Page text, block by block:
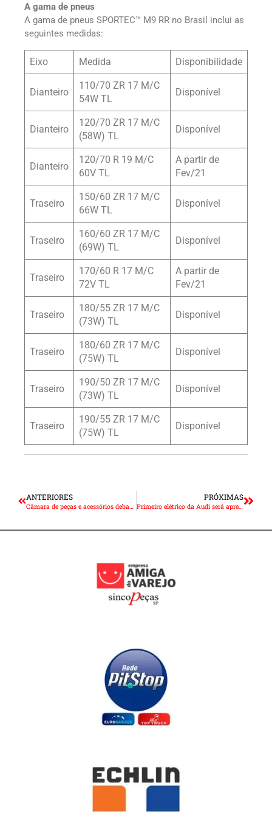
A gama de pneus
A gama de pneus SPORTEC™ M9 RR no Brasil inclui as
seguintes medidas:
Eixo Medida Disponibilidade
Dianteiro
110/70 ZR 17 M/C
54W TL
Disponível
Dianteiro
120/70 ZR 17 M/C
(58W) TL
Disponível
Dianteiro
120/70 R 19 M/C
60V TL
A partir de
Fev/21
Traseiro
150/60 ZR 17 M/C
66W TL
Disponível
Traseiro
160/60 ZR 17 M/C
(69W) TL
Disponível
Traseiro
170/60 R 17 M/C
72V TL
A partir de
Fev/21
Traseiro
180/55 ZR 17 M/C
(73W) TL
Disponível
Traseiro
180/60 ZR 17 M/C
(75W) TL
Disponível
Traseiro
190/50 ZR 17 M/C
(73W) TL
Disponível
Traseiro
190/55 ZR 17 M/C
(75W) TL
Disponível
ANTERIORES PRÓXIMAS
Primeiro elétrico da Audi será apresentado em Campos do Jordão